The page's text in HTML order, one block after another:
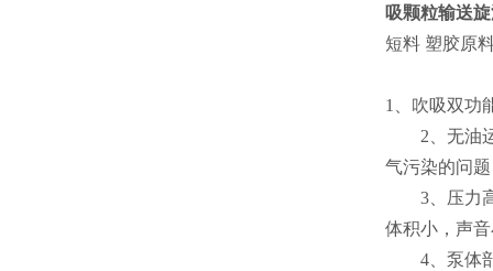
吸颗粒输送
短料 塑胶原
1、吹吸双功
2、无油运
气污染的问
3、压力高
体积小，声
4、泵体部